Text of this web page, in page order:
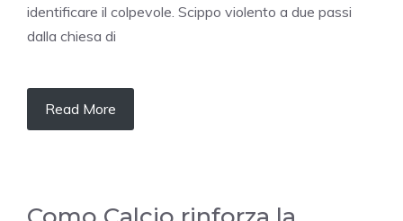
identificare il colpevole. Scippo violento a due passi
dalla chiesa di
Read More